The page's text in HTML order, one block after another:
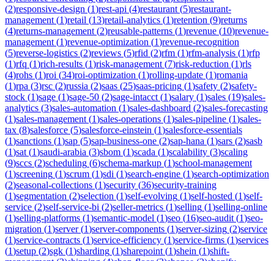
(2)responsive-design (1)rest-api (4)restaurant (5)restaurant-
management (1)retail (13)retail-analytics (1)retention (9)returns
(4)returns-management (2)reusable-patterns (1)revenue (10)revenue-
management (1)revenue-optimization (1)revenue-recognition
(5)reverse-logistics (2)reviews (5)rfid (2)rfm (1)rfm-analysis (1)rfp
(1)rfq (1)rich-results (1)risk-management (7)risk-reduction (1)rls
(4)rohs (1)roi (34)roi-optimization (1)rolling-update (1)romania
(1)rpa (3)rsc (2)russia (2)saas (25)saas-pricing (1)safety (2)safety-
stock (1)sage (1)sage-50 (2)sage-intacct (1)salary (1)sales (19)sales-
analytics (3)sales-automation (1)sales-dashboard (2)sales-forecasting
(1)sales-management (1)sales-operations (1)sales-pipeline (1)sales-
tax (8)salesforce (5)salesforce-einstein (1)salesforce-essentials
(1)sanctions (1)sap (5)sap-business-one (2)sap-hana (1)sars (2)sasb
(1)sat (1)saudi-arabia (3)sbom (1)scada (1)scalability (3)scaling
(9)sccs (2)scheduling (6)schema-markup (1)school-management
(1)screening (1)scrum (1)sdi (1)search-engine (1)search-optimization
(2)seasonal-collections (1)security (36)security-training
(1)segmentation (2)selection (1)self-evolving (1)self-hosted (1)self-
service (2)self-service-bi (2)seller-metrics (1)selling (1)selling-online
(1)selling-platforms (1)semantic-model (1)seo (16)seo-audit (1)seo-
migration (1)server(1)server-components (1)server-sizing (2)service
(1)service-contracts (1)service-efficiency (1)service-firms (1)services
(1)setup (2)sgk (1)sharding (1)sharepoint (1)shein (1)shift-